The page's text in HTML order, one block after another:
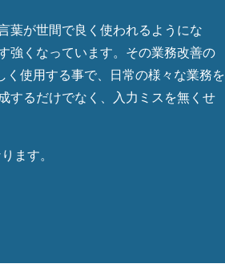
葉が世間で良く使われるようにな
強くなっています。その業務改善の
く使用する事で、日常の様々な業務を
するだけでなく、入力ミスを無くせ
ます。